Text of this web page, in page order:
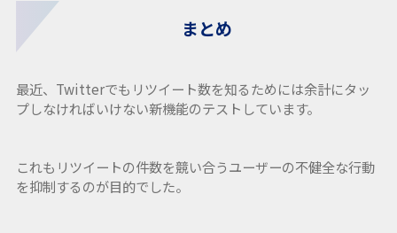
まとめ
最近、Twitterでもリツイート数を知るためには余計にタッ
プしなければいけない新機能のテストしています。
これもリツイートの件数を競い合うユーザーの不健全な行動
を抑制するのが目的でした。